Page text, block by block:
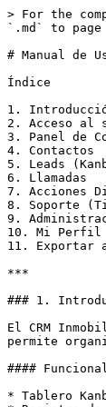
> For the complete documentation index, see [llms.txt](https://docs.byronbutler.com/llms.txt). Markdown versions of documentation pages are available by appending `.md` to page URLs; this page is available as [Markdown](https://docs.byronbutler.com/crm-inmobiliario/manual-de-usuario.md).

# Manual de Usuario

Índice

1. Introducción
2. Acceso al sistema
3. Panel de Control (Dashboard)
4. Contactos
5. Leads (Kanban)
6. Llamadas
7. Acciones Diarias
8. Soporte (Tickets)
9. Administración de Usuarios
10. Mi Perfil
11. Exportar a PDF

***

### 1. Introducción

El CRM Inmobiliario es una herramienta web diseñada para ayudar a asesores inmobiliarios a gestionar sus clientes, leads, llamadas y acciones diarias. El sistema permite organizar visualmente el